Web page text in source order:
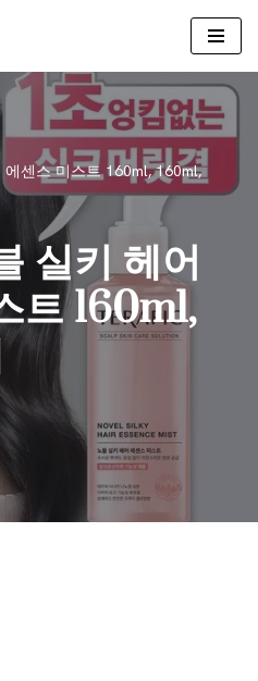
센스 미스트 160ml, 160ml,
실키 헤어
트 160ml,